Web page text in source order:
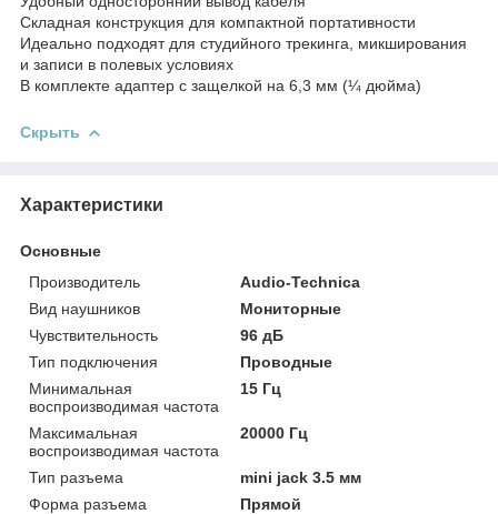
Складная конструкция для компактной портативности
Идеально подходят для студийного трекинга, микширования
и записи в полевых условиях
В комплекте адаптер с защелкой на 6,3 мм (¼ дюйма)
Скрыть
Характеристики
Основные
Производитель
Audio-Technica
Вид наушников
Мониторные
Чувствительность
96 дБ
Тип подключения
Проводные
Минимальная
воспроизводимая частота
15 Гц
Максимальная
воспроизводимая частота
20000 Гц
Тип разъема
mini jack 3.5 мм
Форма разъема
Прямой